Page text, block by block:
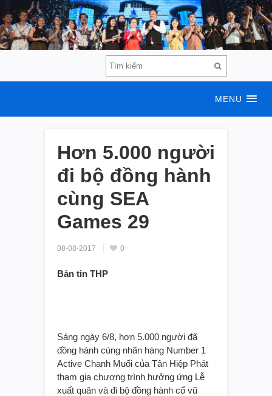
MENU
Hơn 5.000 người
đi bộ đồng hành
cùng SEA
Games 29
08-08-2017 0
Bản tin THP
Sáng ngày 6/8, hơn 5.000 người đã
đồng hành cùng nhãn hàng Number 1
Active Chanh Muối của Tân Hiệp Phát
tham gia chương trình hưởng ứng Lễ
xuất quân và đi bộ đồng hành cổ vũ